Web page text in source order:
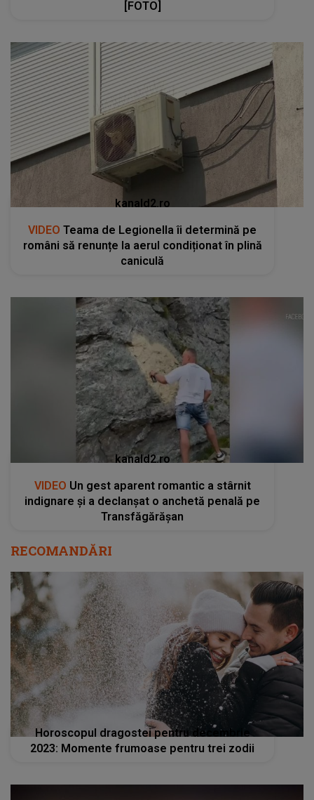
[FOTO]
kanald2.ro
VIDEO Teama de Legionella îi determină pe
români să renunțe la aerul condiționat în plină
caniculă
kanald2.ro
VIDEO Un gest aparent romantic a stârnit
indignare și a declanșat o anchetă penală pe
Transfăgărășan
RECOMANDĂRI
Horoscopul dragostei pentru decembrie
2023: Momente frumoase pentru trei zodii